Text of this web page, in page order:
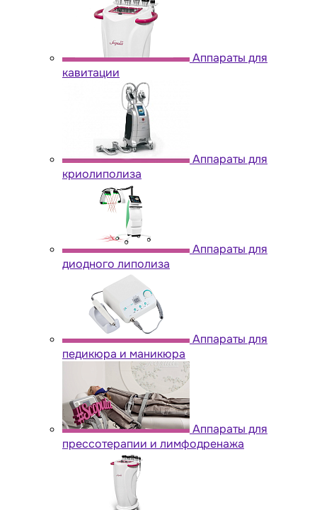
Аппараты для
кавитации
Аппараты для
криолиполиза
Аппараты для
диодного липолиза
Аппараты для
педикюра и маникюра
Аппараты для
прессотерапии и лимфодренажа